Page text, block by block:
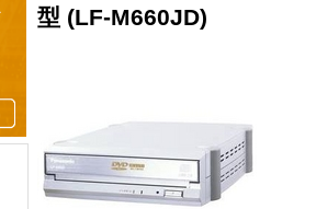
型 (LF-M660JD)